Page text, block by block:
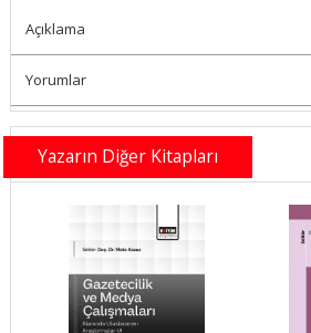
Açıklama
Yorumlar
Yazarın Diğer Kitapları